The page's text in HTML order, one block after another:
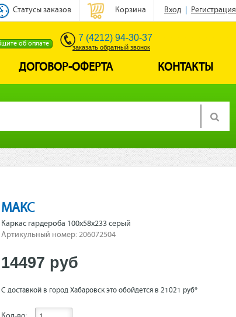
об оплате
7 (4212) 94-30-37
заказать обратный звонок
Статусы заказов Корзина Вход Регистрация
ДОГОВОР-ОФЕРТА КОНТАКТЫ
МАКС
Каркас гардероба 100х58х233 серый
Артикульный номер: 206072504
14497 рyб
С доставкой в город Хабаровск это обойдется в 21021 рyб*